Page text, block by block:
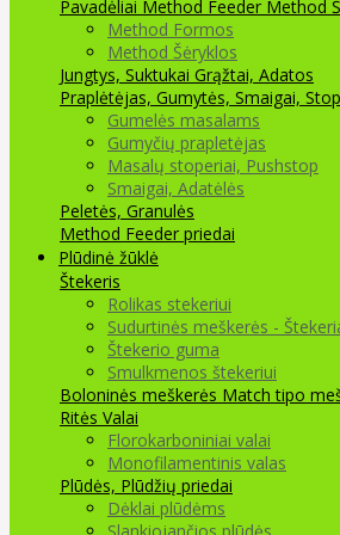
Pavadėliai Method Feeder Method
Method Formos
Method Šėryklos
Jungtys, Suktukai Grąžtai, Adatos
Praplėtėjas, Gumytės, Smaigai,
Gumelės masalams
Gumyčių prapletėjas
Masalų stoperiai, Pushstop
Smaigai, Adatėlės
Peletės, Granulės
Method Feeder priedai
Plūdinė žūklė
Štekeris
Rolikas stekeriui
Sudurtinės meškerės -
Štekerio guma
Smulkmenos štekeriui
Boloninės meškerės Match tipo
Ritės Valai
Florokarboniniai valai
Monofilamentinis valas
Plūdės, Plūdžių priedai
Dėklai plūdėms
Slankiojančios plūdės